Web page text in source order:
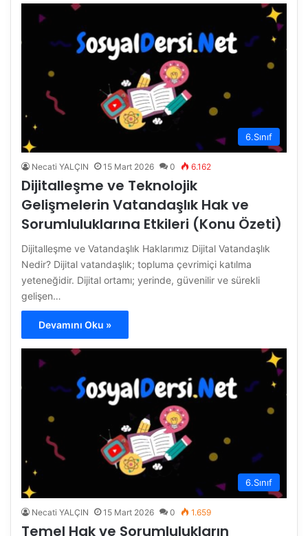
6.Sınıf
Necati YALÇIN 15 Mart 2026 0 6.162
Dijitalleşme ve Teknolojik
Gelişmelerin Vatandaşlık Hak ve
Sorumluluklarına Etkileri (Konu Özeti)
Dijitalleşme ve Vatandaşlık Haklarımız Dijital Vatandaşlık
Nedir? Dijital vatandaşlık; topluma çevrimiçi katılma
yeteneğidir. Dijital ortamı; yerinde, güvenilir ve sürekli
gelişen…
Devamını Oku »
6.Sınıf
Necati YALÇIN 15 Mart 2026 0 1.659
Temel Hak ve Sorumlulukların